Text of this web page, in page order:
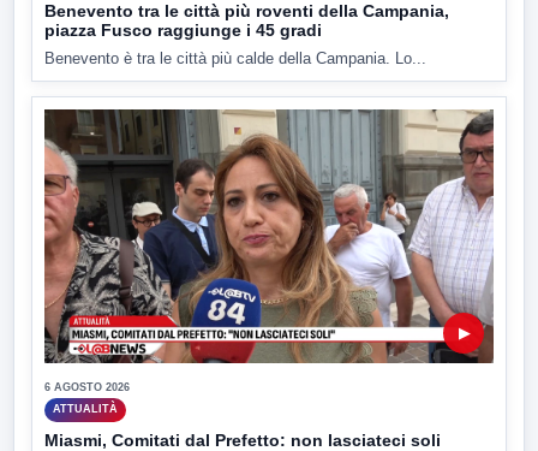
Benevento tra le città più roventi della Campania,
piazza Fusco raggiunge i 45 gradi
Benevento è tra le città più calde della Campania. Lo...
▶
6 AGOSTO 2026
ATTUALITÀ
Miasmi, Comitati dal Prefetto: non lasciateci soli